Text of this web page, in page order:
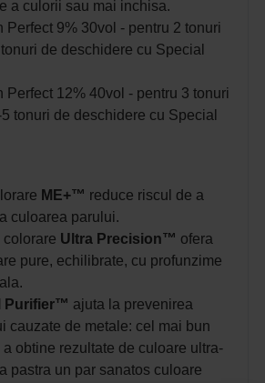
a culorii sau mai inchisa.
Perfect 9% 30vol - pentru 2 tonuri
de deschidere cu Special
Perfect 12% 40vol - pentru 3 tonuri
tonuri de deschidere cu Special
ME+™ reduce riscul de a
culoarea parului.
Ultra Precision™ ofera
pure, echilibrate, cu profunzime
Purifier™ ajuta la prevenirea
cauzate de metale: cel mai bun
obtine rezultate de culoare ultra-
pastra un par sanatos culoare